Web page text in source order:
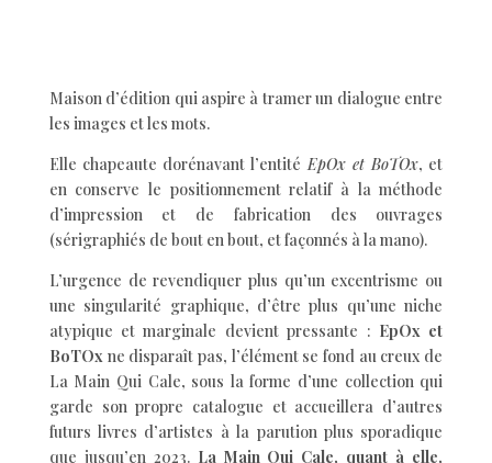
Maison d’édition qui aspire à tramer un dialogue entre
les images et les mots.
Elle chapeaute dorénavant l’entité EpOx et BoTOx, et
en conserve le positionnement relatif à la méthode
d’impression et de fabrication des ouvrages
(sérigraphiés de bout en bout, et façonnés à la mano).
L’urgence de revendiquer plus qu’un excentrisme ou
une singularité graphique, d’être plus qu’une niche
atypique et marginale devient pressante : EpOx et
BoTOx ne disparaît pas, l’élément se fond au creux de
La Main Qui Cale, sous la forme d’une collection qui
garde son propre catalogue et accueillera d’autres
futurs livres d’artistes à la parution plus sporadique
que jusqu’en 2023. La Main Qui Cale, quant à elle,